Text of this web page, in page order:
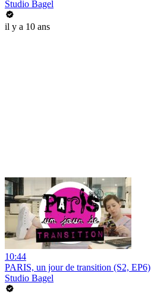
Studio Bagel
il y a 10 ans
10:44
PARIS, un jour de transition (S2, EP6)
Studio Bagel